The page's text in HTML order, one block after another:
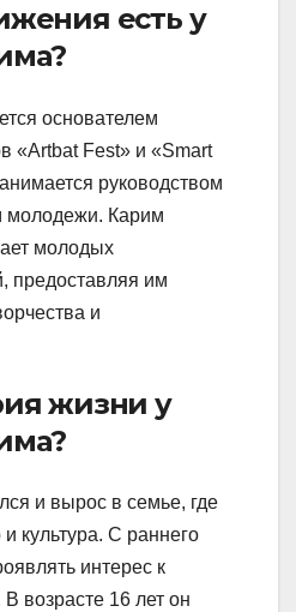
есть у
основателем
«Artbat Fest» и «Smart
руководством
Карим
молодых
предоставляя им
и
жизни у
и вырос в семье, где
и культура. С раннего
интерес к
В возрасте 16 лет он